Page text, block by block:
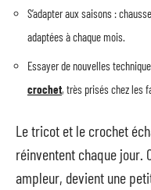
S’adapter aux saisons :
adaptées à chaque mois.
Essayer de nouvelles
crochet, très prisés chez les
Le tricot et le crochet
réinventent chaque jour.
ampleur, devient une